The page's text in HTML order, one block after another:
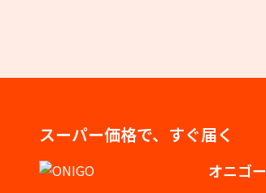
スーパー価格で、すぐ届く
オニゴー